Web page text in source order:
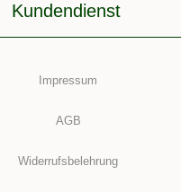
Kundendienst
Impressum
AGB
Widerrufsbelehrung